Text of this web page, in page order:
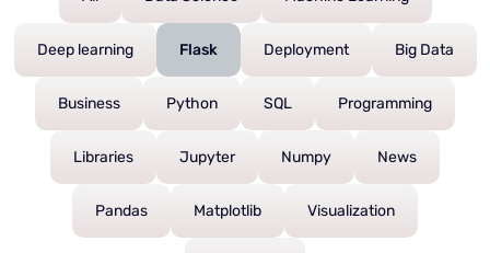
Deep learning Flask Deployment Big Data
Business Python SQL Programming
Libraries Jupyter Numpy News
Pandas Matplotlib Visualization